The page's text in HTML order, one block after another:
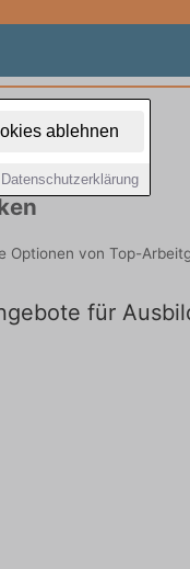
ablehnen
Datenschutzerklärung
von Top-
für